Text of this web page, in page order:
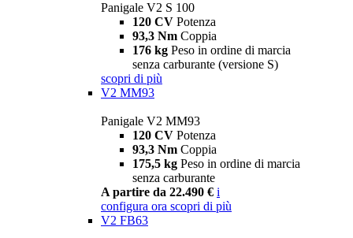
Panigale V2 S 100
120 CV Potenza
93,3 Nm Coppia
176 kg Peso in ordine di marcia
senza carburante (versione S)
scopri di più
V2 MM93
Panigale V2 MM93
120 CV Potenza
93,3 Nm Coppia
175,5 kg Peso in ordine di marcia
senza carburante
A partire da 22.490 € i
configura ora scopri di più
V2 FB63